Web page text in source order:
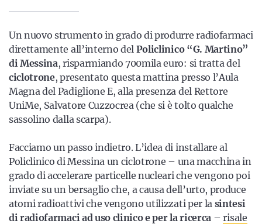
Iscriviti
Un nuovo strumento in grado di produrre radiofarmaci
direttamente all’interno del Policlinico “G. Martino”
di Messina, risparmiando 700mila euro: si tratta del
ciclotrone, presentato questa mattina presso l’Aula
Magna del Padiglione E, alla presenza del Rettore
UniMe, Salvatore Cuzzocrea (che si è tolto qualche
sassolino dalla scarpa).
Facciamo un passo indietro. L’idea di installare al
Policlinico di Messina un ciclotrone – una macchina in
grado di accelerare particelle nucleari che vengono poi
inviate su un bersaglio che, a causa dell’urto, produce
atomi radioattivi che vengono utilizzati per la sintesi
di radiofarmaci ad uso clinico e per la ricerca–risale